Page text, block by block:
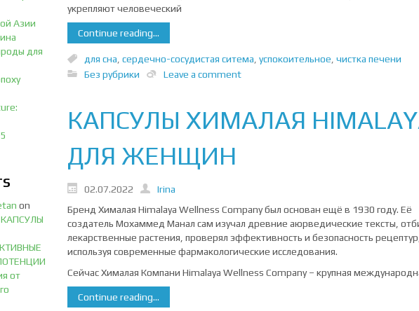
Азии
для
on
от
укрепляют человеческий
Continue reading...
для сна сердечно-сосудистая ситема успокоительное чистка печени
Без рубрики
Leave a comment
КАПСУЛЫ ХИМАЛАЯ
ДЛЯ ЖЕНЩИН
02.07.2022
Irina
Бренд Хималая Himalaya Wellness Company был основан ещё в 1930 году. Её
создатель Мохаммед Манал сам изучал древние аюрведические тексты,
лекарственные растения, проверял эффективность и безопасность
используя современные фармакологические исследования.
Сейчас Хималая Компани Himalaya Wellness Company – крупная
Continue reading...